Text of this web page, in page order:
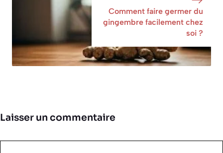
Comment faire germer du
gingembre facilement chez
soi ?
Laisser un commentaire